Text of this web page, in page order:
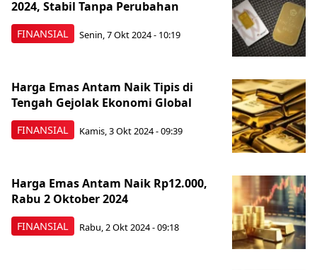
FINANSIAL
2024, Stabil Tanpa Perubahan
Senin, 7 Okt 2024 - 10:19
FINANSIAL
Harga Emas Antam Naik Tipis di
Tengah Gejolak Ekonomi Global
Kamis, 3 Okt 2024 - 09:39
FINANSIAL
Harga Emas Antam Naik Rp12.000,
Rabu 2 Oktober 2024
Rabu, 2 Okt 2024 - 09:18